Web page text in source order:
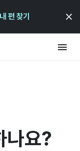
내 편 찾기
나요?